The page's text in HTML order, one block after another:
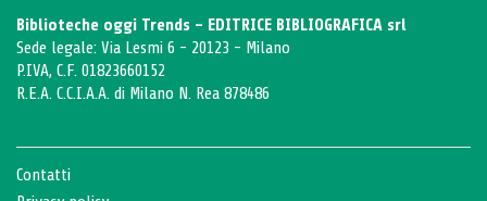
Biblioteche oggi Trends - EDITRICE BIBLIOGRAFICA srl
Sede legale: Via Lesmi 6 - 20123 - Milano
P.IVA, C.F. 01823660152
R.E.A. C.C.I.A.A. di Milano N. Rea 878486
Contatti